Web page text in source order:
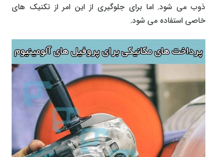
ذوب می شود. اما برای جلوگیری از این امر از تکنیک های
خاصی استفاده می شود.